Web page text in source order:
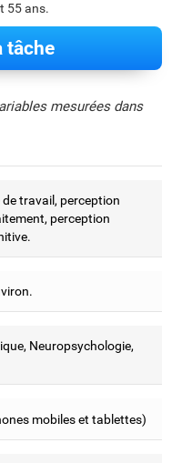
55 ans.
tâche
mesurées dans
travail, perception
perception
Neuropsychologie,
mobiles et tablettes)